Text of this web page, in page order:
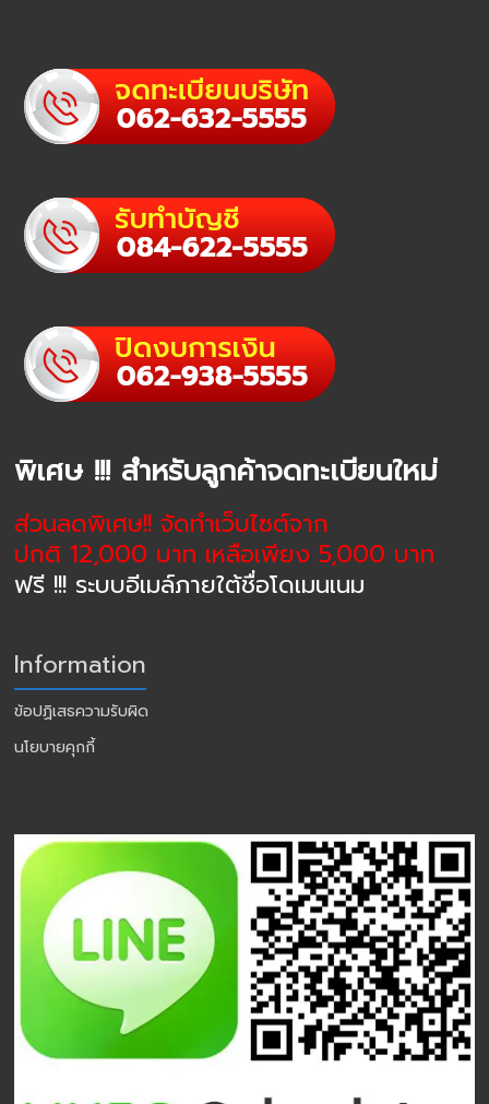
พิเศษ !!! สำหรับลูกค้าจดทะเบียนใหม่
ส่วนลดพิเศษ!! จัดทำเว็บไซต์จาก
ปกติ 12,000 บาท เหลือเพียง 5,000 บาท
ฟรี !!! ระบบอีเมล์ภายใต้ชื่อโดเมนเนม
Information
ข้อปฏิเสธความรับผิด
นโยบายคุกกี้